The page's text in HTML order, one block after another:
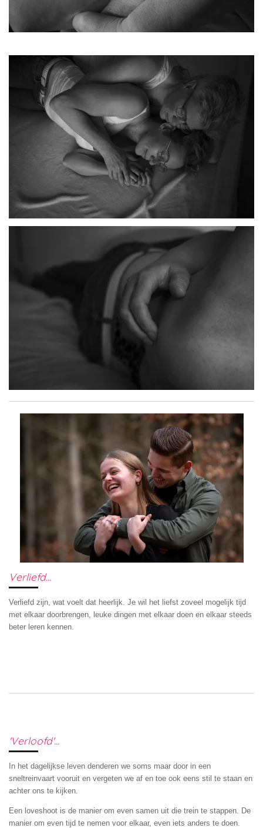
Verliefd...
Verliefd zijn, wat voelt dat heerlijk. Je wil het liefst zoveel mogelijk tijd
met elkaar doorbrengen, leuke dingen met elkaar doen en elkaar steeds
beter leren kennen.
'Verloofd'...
In het dagelijkse leven denderen we soms maar door in een
sneltreinvaart vooruit en vergeten we af en toe ook eens stil te staan en
achter ons te kijken.
Een loveshoot is de manier om even samen uit die trein te stappen. De
manier om even tijd te nemen voor elkaar, even iets anders te doen.